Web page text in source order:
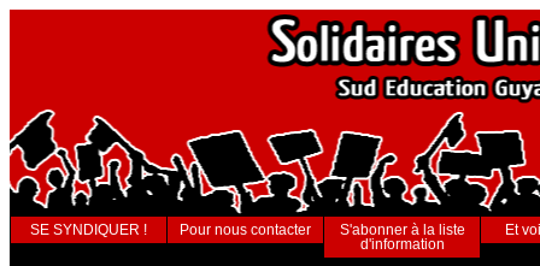
SE SYNDIQUER ! Pour nous contacter
S'abonner à la liste
d'information
Et